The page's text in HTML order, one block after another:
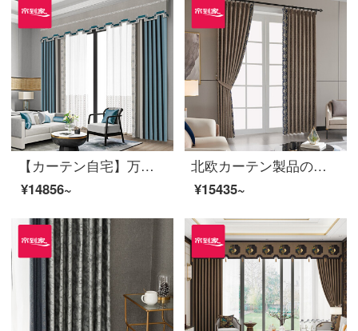
【カーテン自宅】万里の長城カーテンの完成品オーダーメードダウンウィンドウの高遮光リビングルームのジャカード定型化ステッチ取付JBLW-011 Sフック/カーテンヘッドを含まない(高さ2.6 m以内で改変可能)XLカーテンのセット/ダブルオープン(適用窓の幅4.1-4.4 m)
¥14856~
北欧カーテン製品のジャカードは高い遮光定型ノーベル現代ポリエステルをつないで、テーピング窓LDC 20 SSC-80 Sフックをカスタマイズします。（高さ2.6メートル以内で変えられます。）XLのカーテンセット/ダブルオープン（適用窓の幅は4.1-4.4メートルです。）
¥15435~